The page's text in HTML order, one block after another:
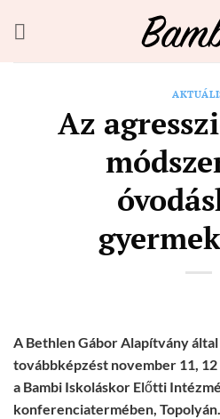
Az
A Bethlen Gábor Alapítvány
továbbképzést november 11,
a Bambi Iskoláskor Előtti
konferenciatermében,